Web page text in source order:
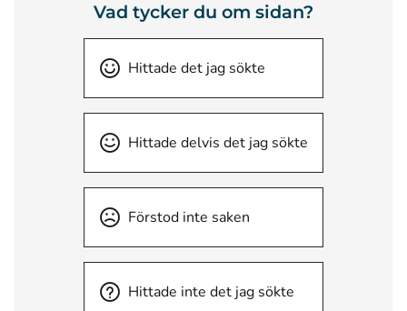
Vad tycker du om sidan?
Hittade det jag sökte
Hittade delvis det jag sökte
Förstod inte saken
Hittade inte det jag sökte